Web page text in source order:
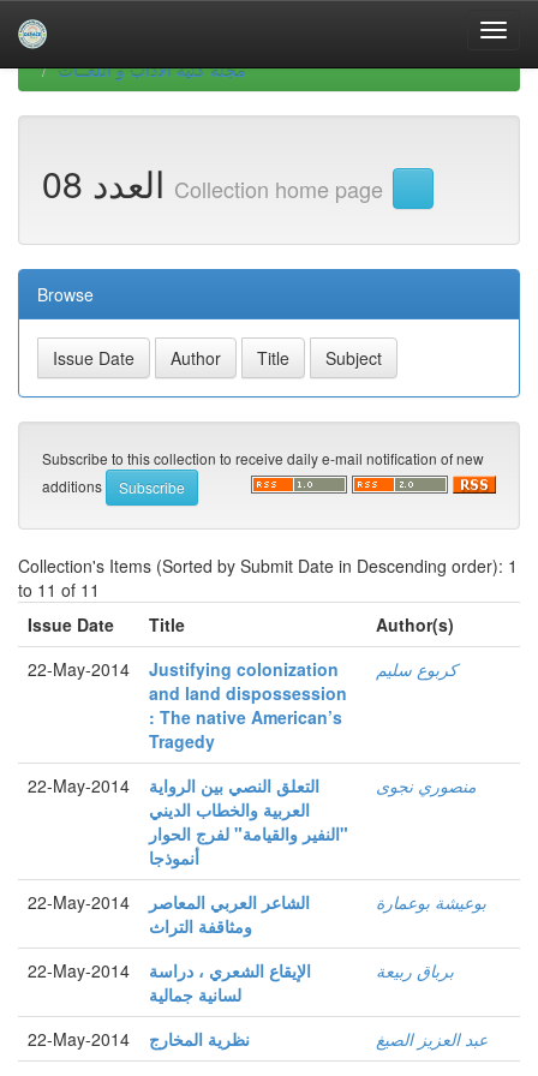
navigationUniversity of Biskra Repository
مجلة كلية الآداب و اللغــات
Collection home page
Browse
Subscribe to this collection to receive daily e-mail notification of new
additions
Collection's Items (Sorted by Submit Date in Descending order): 1
to 11 of 11
Issue Date
Title
Author(s)
22-May-2014
Justifying colonization
and land dispossession
: The native American’s
Tragedy
كربوع سليم
22-May-2014
التعلق النصي بين الرواية
العربية والخطاب الديني
"النفير والقيامة" لفرج الحوار
أنموذجا
منصوري نجوى
22-May-2014
الشاعر العربي المعاصر
ومثاقفة التراث
بوعيشة بوعمارة
22-May-2014
الإيقاع الشعري ، دراسة
لسانية جمالية
برباق ربيعة
22-May-2014 نظرية المخارج
عبد العزيز الصيغ